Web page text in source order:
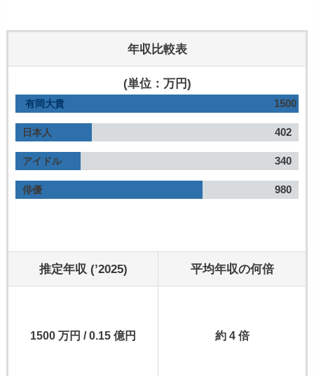
年収比較表
(単位：万円)
有岡大貴 1500
日本人 402
アイドル 340
俳優 980
推定年収 (’2025) 平均年収の何倍
1500 万円 / 0.15 億円 約 4 倍